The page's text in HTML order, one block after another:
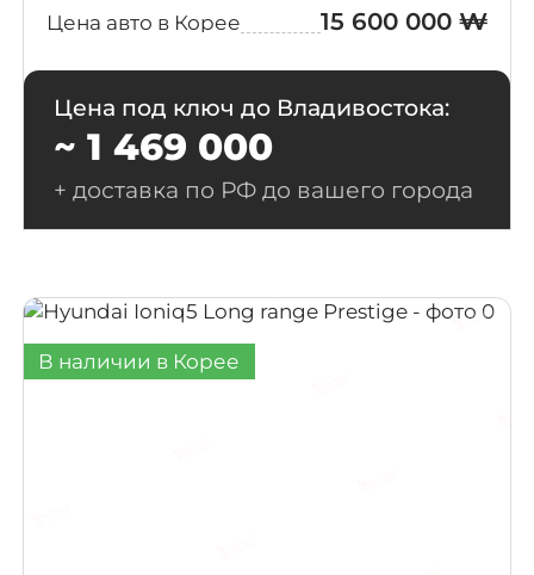
Цена авто в Корее 15 600 000 ₩
Цена под ключ до Владивостока:
~ 1 469 000
+ доставка по РФ до вашего города
В наличии в Корее